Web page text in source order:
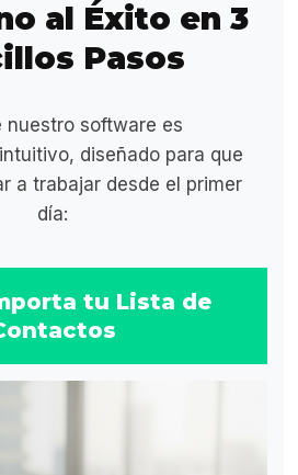
al Éxito en 3
Pasos
nuestro software es
diseñado para que
a trabajar desde el primer
día:
tu Lista de